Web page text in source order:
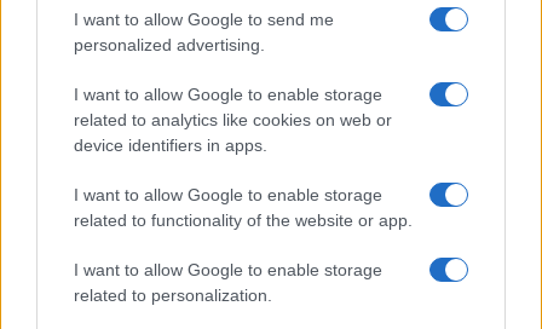
I want to allow Google to send me
personalized advertising.
I want to allow Google to enable storage
related to analytics like cookies on web or
device identifiers in apps.
I want to allow Google to enable storage
related to functionality of the website or app.
I want to allow Google to enable storage
related to personalization.
Milano Notizie
Notizie.it
Offerte Shopping
Professione Lavoro
Style24